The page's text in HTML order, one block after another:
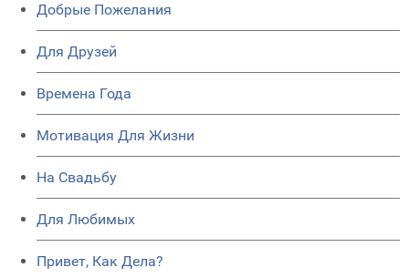
Добрые Пожелания
Для Друзей
Времена Года
Мотивация Для Жизни
На Свадьбу
Для Любимых
Привет, Как Дела?